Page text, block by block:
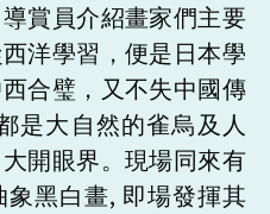
賞員介紹畫家們主要
洋學習，便是日本學
合璧，又不失中國傳
大自然的雀烏及人
開眼界。現場同來有
黑白畫, 即場發揮其